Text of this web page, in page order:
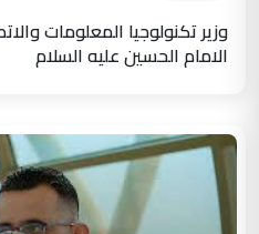
وزير تكنولوجيا المعلومات
الامام الحسين عليه السلام